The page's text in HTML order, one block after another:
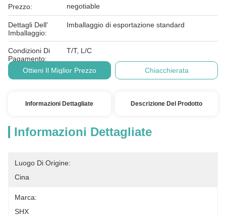
Prezzo: negotiable
Dettagli Dell'
Imballaggio:
Imballaggio di esportazione standard
Condizioni Di
Pagamento:
T/T, L/C
Ottieni Il Miglior Prezzo Chiacchierata
Informazioni Dettagliate Descrizione Del Prodotto
Informazioni Dettagliate
Luogo Di Origine:
Cina
Marca:
SHX